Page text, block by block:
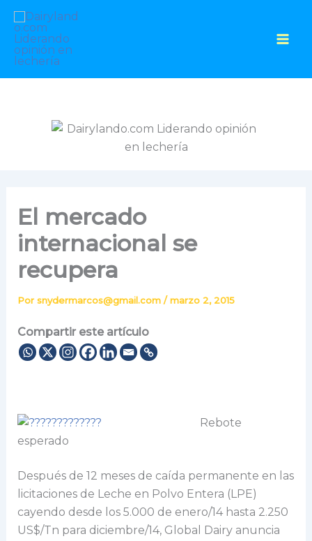
contenido
El mercado
internacional se
recupera
Por snydermarcos@gmail.com /marzo 2, 2015
Compartir este artículo
Rebote
esperado
Después de 12 meses de caída permanente en las
licitaciones de Leche en Polvo Entera (LPE)
cayendo desde los 5.000 de enero/14 hasta 2.250
US$/Tn para diciembre/14, Global Dairy anuncia